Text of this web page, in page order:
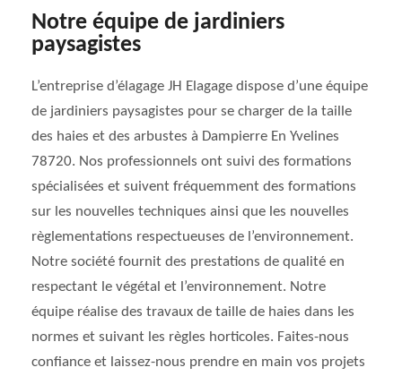
Notre équipe de jardiniers
paysagistes
L’entreprise d’élagage JH Elagage dispose d’une équipe
de jardiniers paysagistes pour se charger de la taille
des haies et des arbustes à Dampierre En Yvelines
78720. Nos professionnels ont suivi des formations
spécialisées et suivent fréquemment des formations
sur les nouvelles techniques ainsi que les nouvelles
règlementations respectueuses de l’environnement.
Notre société fournit des prestations de qualité en
respectant le végétal et l’environnement. Notre
équipe réalise des travaux de taille de haies dans les
normes et suivant les règles horticoles. Faites-nous
confiance et laissez-nous prendre en main vos projets